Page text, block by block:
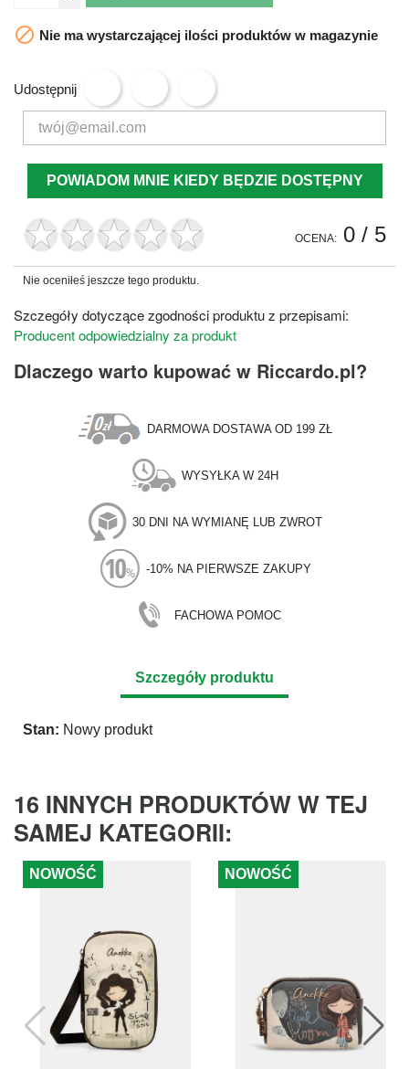
 Nie ma wystarczającej ilości produktów w magazynie
Udostępnij
POWIADOM MNIE KIEDY BĘDZIE DOSTĘPNY
OCENA: 0 / 5
Nie oceniłeś jeszcze tego produktu.
Szczegóły dotyczące zgodności produktu z przepisami:
Producent odpowiedzialny za produkt
Dlaczego warto kupować w Riccardo.pl?
DARMOWA DOSTAWA OD 199 ZŁ
WYSYŁKA W 24H
30 DNI NA WYMIANĘ LUB ZWROT
-10% NA PIERWSZE ZAKUPY
FACHOWA POMOC
Szczegóły produktu
Stan: Nowy produkt
16 INNYCH PRODUKTÓW W TEJ
SAMEJ KATEGORII:
NOWOŚĆ NOWOŚĆ